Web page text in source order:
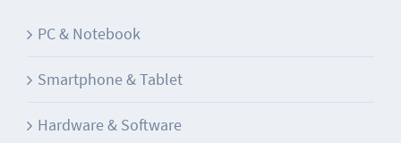
PC & Notebook
Smartphone & Tablet
Hardware & Software